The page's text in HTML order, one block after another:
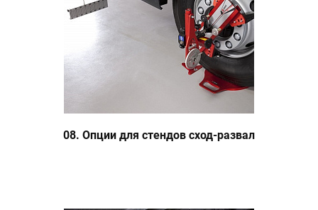
08. Опции для стендов сход-развал